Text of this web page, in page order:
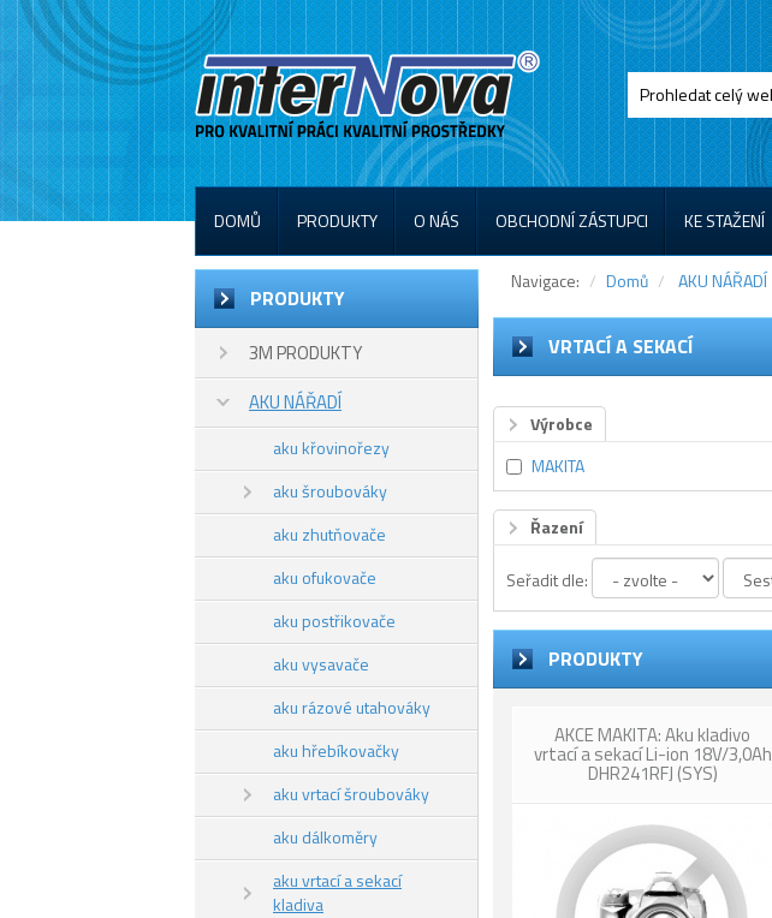
DOMŮ PRODUKTY O NÁS OBCHODNÍ ZÁSTUPCI KE STAŽENÍ
PRODUKTY
3M PRODUKTY
AKU NÁŘADÍ
aku křovinořezy
aku šroubováky
aku zhutňovače
aku ofukovače
aku postřikovače
aku vysavače
aku rázové utahováky
aku hřebíkovačky
aku vrtací šroubováky
aku dálkoměry
aku vrtací a sekací
kladiva
Navigace: Domů AKU NÁŘADÍ
VRTACÍ A SEKACÍ
Výrobce
MAKITA
Řazení
Seřadit dle:
PRODUKTY
AKCE MAKITA: Aku kladivo
vrtací a sekací Li-ion 18V/3,0Ah
DHR241RFJ (SYS)